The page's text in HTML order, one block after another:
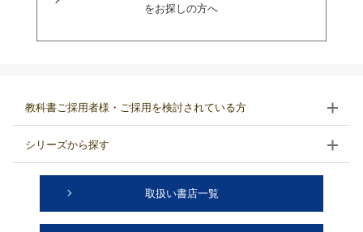
をお探しの方へ
教科書ご採用者様・ご採用を検討されている方
シリーズから探す
取扱い書店一覧